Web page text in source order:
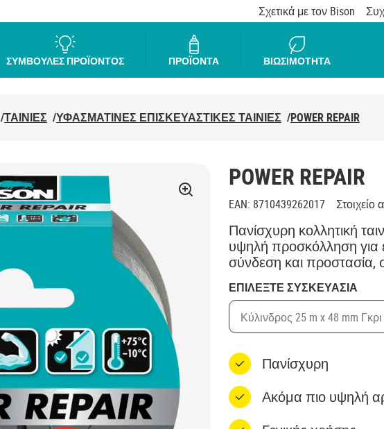
Σχετικά με τον Bison
ΣΥΜΒΟΥΛΕΣ ΠΡΟΪΟΝΤΟΣ ΠΡΟΪΟΝΤΑ ΒΙΩΣΙΜΟΤΗΤΑ
/ΤΑΙΝΙΕΣ /ΥΦΑΣΜΑΤΙΝΕΣ ΕΠΙΣΚΕΥΑΣΤΙΚΕΣ ΤΑΙΝΙΕΣ /POWER REPAIR
POWER REPAIR
EAN: 8710439262017 Στοιχείο
Πανίσχυρη κολλητική
υψηλή προσκόλληση για
σύνδεση και προστασία,
ΕΠΙΛΕΞΤΕ ΣΥΣΚΕΥΑΣΙΑ
Κύλινδρος 25 m x 48 mm Γκρι
Πανίσχυρη
Ακόμα πιο υψηλή